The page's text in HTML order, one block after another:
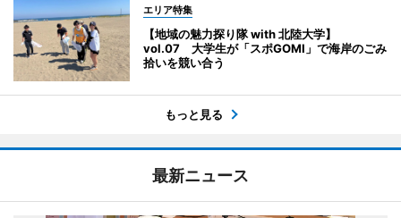
エリア特集
【地域の魅力探り隊 with 北陸大学】
vol.07 大学生が「スポGOMI」で海岸のごみ
拾いを競い合う
もっと見る
最新ニュース